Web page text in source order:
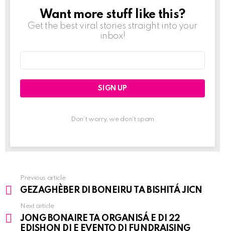
NEWSLETTER
Want more stuff like this?
Get the best viral stories straight into your
inbox!
Don't worry, we don't spam
See
more
Previous article
GEZAGHÈBER DI BONEIRU TA BISHITÁ JICN
Next article
JONG BONAIRE TA ORGANISÁ E DI 22
EDISHON DI E EVENTO DI FUNDRAISING